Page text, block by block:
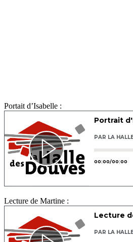
Portait d’Isabelle :
Lecture de Martine :